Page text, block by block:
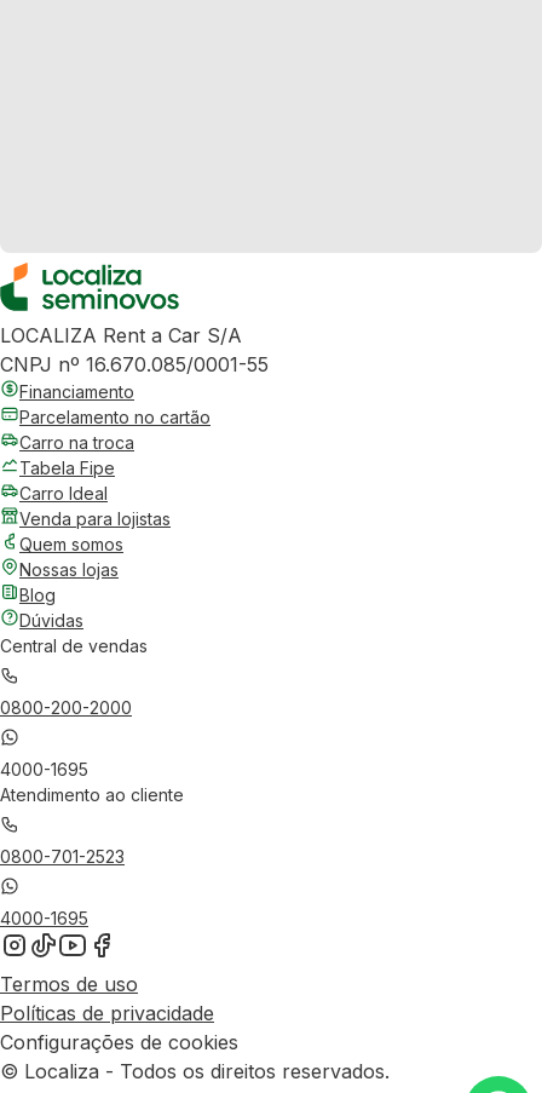
LOCALIZA Rent a Car S/A
CNPJ nº 16.670.085/0001-55
Financiamento
Parcelamento no cartão
Carro na troca
Tabela Fipe
Carro Ideal
Venda para lojistas
Quem somos
Nossas lojas
Blog
Dúvidas
Central de vendas
0800-200-2000
4000-1695
Atendimento ao cliente
0800-701-2523
4000-1695
Termos de uso
Políticas de privacidade
Configurações de cookies
© Localiza - Todos os direitos reservados.